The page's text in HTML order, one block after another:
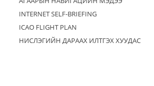
INTERNET SELF-BRIEFING
ICAO FLIGHT PLAN
НИСЛЭГИЙН ДАРААХ ИЛТГЭХ ХУУДАС